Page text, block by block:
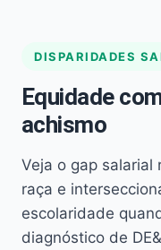
DISPARIDADES
Equidade
achismo
Veja o gap salarial
raça e
escolaridade
diagnóstico de